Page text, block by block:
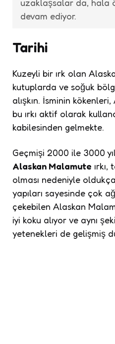
uzaklaşsalar da, hala
devam ediyor.
Tarihi
Kuzeyli bir ırk olan
kutuplarda ve soğuk
alışkın. İsminin
bu ırkı aktif olarak
kabilesinden gelmekte.
Geçmişi 2000 ile 3000
Alaskan Malamute
olması nedeniyle
yapıları sayesinde çok
çekebilen Alaskan
iyi koku alıyor ve aynı
yetenekleri de gelişmiş